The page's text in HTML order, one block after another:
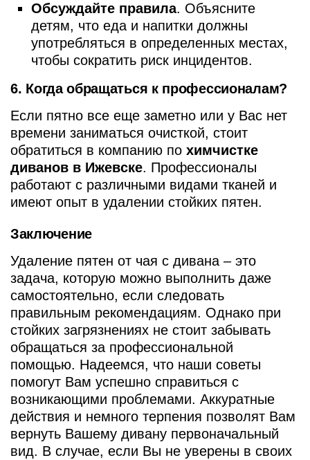
Обсуждайте правила. Объясните
детям, что еда и напитки должны
употребляться в определенных местах,
чтобы сократить риск инцидентов.
6. Когда обращаться к профессионалам?
Если пятно все еще заметно или у Вас нет
времени заниматься очисткой, стоит
обратиться в компанию по химчистке
диванов в Ижевске. Профессионалы
работают с различными видами тканей и
имеют опыт в удалении стойких пятен.
Заключение
Удаление пятен от чая с дивана – это
задача, которую можно выполнить даже
самостоятельно, если следовать
правильным рекомендациям. Однако при
стойких загрязнениях не стоит забывать
обращаться за профессиональной
помощью. Надеемся, что наши советы
помогут Вам успешно справиться с
возникающими проблемами. Аккуратные
действия и немного терпения позволят Вам
вернуть Вашему дивану первоначальный
вид. В случае, если Вы не уверены в своих